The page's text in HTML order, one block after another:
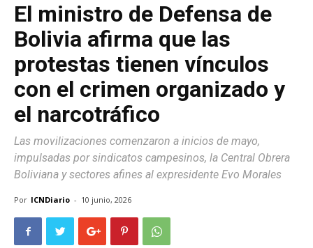
El ministro de Defensa de
Bolivia afirma que las
protestas tienen vínculos
con el crimen organizado y
el narcotráfico
Las movilizaciones comenzaron a inicios de mayo,
impulsadas por sindicatos campesinos, la Central Obrera
Boliviana y sectores afines al expresidente Evo Morales
Por ICNDiario - 10 junio, 2026